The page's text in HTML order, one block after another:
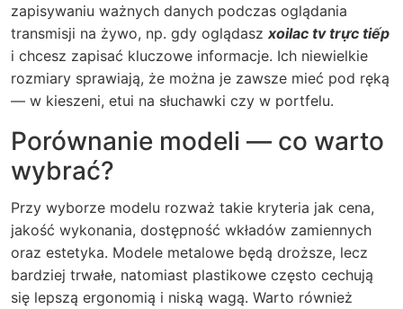
zapisywaniu ważnych danych podczas oglądania
transmisji na żywo, np. gdy oglądasz xoilac tv trực tiếp
i chcesz zapisać kluczowe informacje. Ich niewielkie
rozmiary sprawiają, że można je zawsze mieć pod ręką
— w kieszeni, etui na słuchawki czy w portfelu.
Porównanie modeli — co warto
wybrać?
Przy wyborze modelu rozważ takie kryteria jak cena,
jakość wykonania, dostępność wkładów zamiennych
oraz estetyka. Modele metalowe będą droższe, lecz
bardziej trwałe, natomiast plastikowe często cechują
się lepszą ergonomią i niską wagą. Warto również